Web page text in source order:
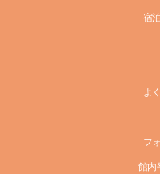
宿
よ
フ
館内